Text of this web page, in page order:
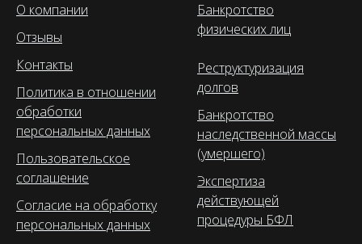
О компании
Отзывы
Контакты
Политика в отношении
обработки
персональных данных
Пользовательское
соглашение
Согласие на обработку
персональных данных
Банкротство
физических лиц
Реструктуризация
долгов
Банкротство
наследственной массы
(умершего)
Экспертиза
действующей
процедуры БФЛ